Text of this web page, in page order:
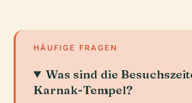
HÄUFIGE FRAGEN
Was sind die
Karnak-Tempel?